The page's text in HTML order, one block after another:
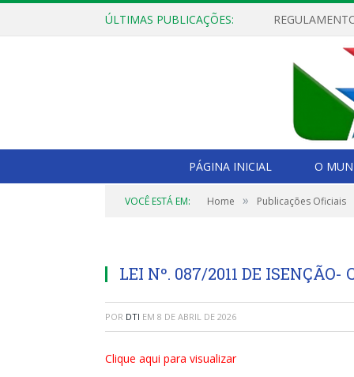
ÚLTIMAS PUBLICAÇÕES:
PÁGINA INICIAL O
VOCÊ ESTÁ EM: Home » Publicações Oficiais
LEI Nº. 087/2011 DE ISENÇÃO-
POR DTI EM 8 DE ABRIL DE 2026
Clique aqui para visualizar